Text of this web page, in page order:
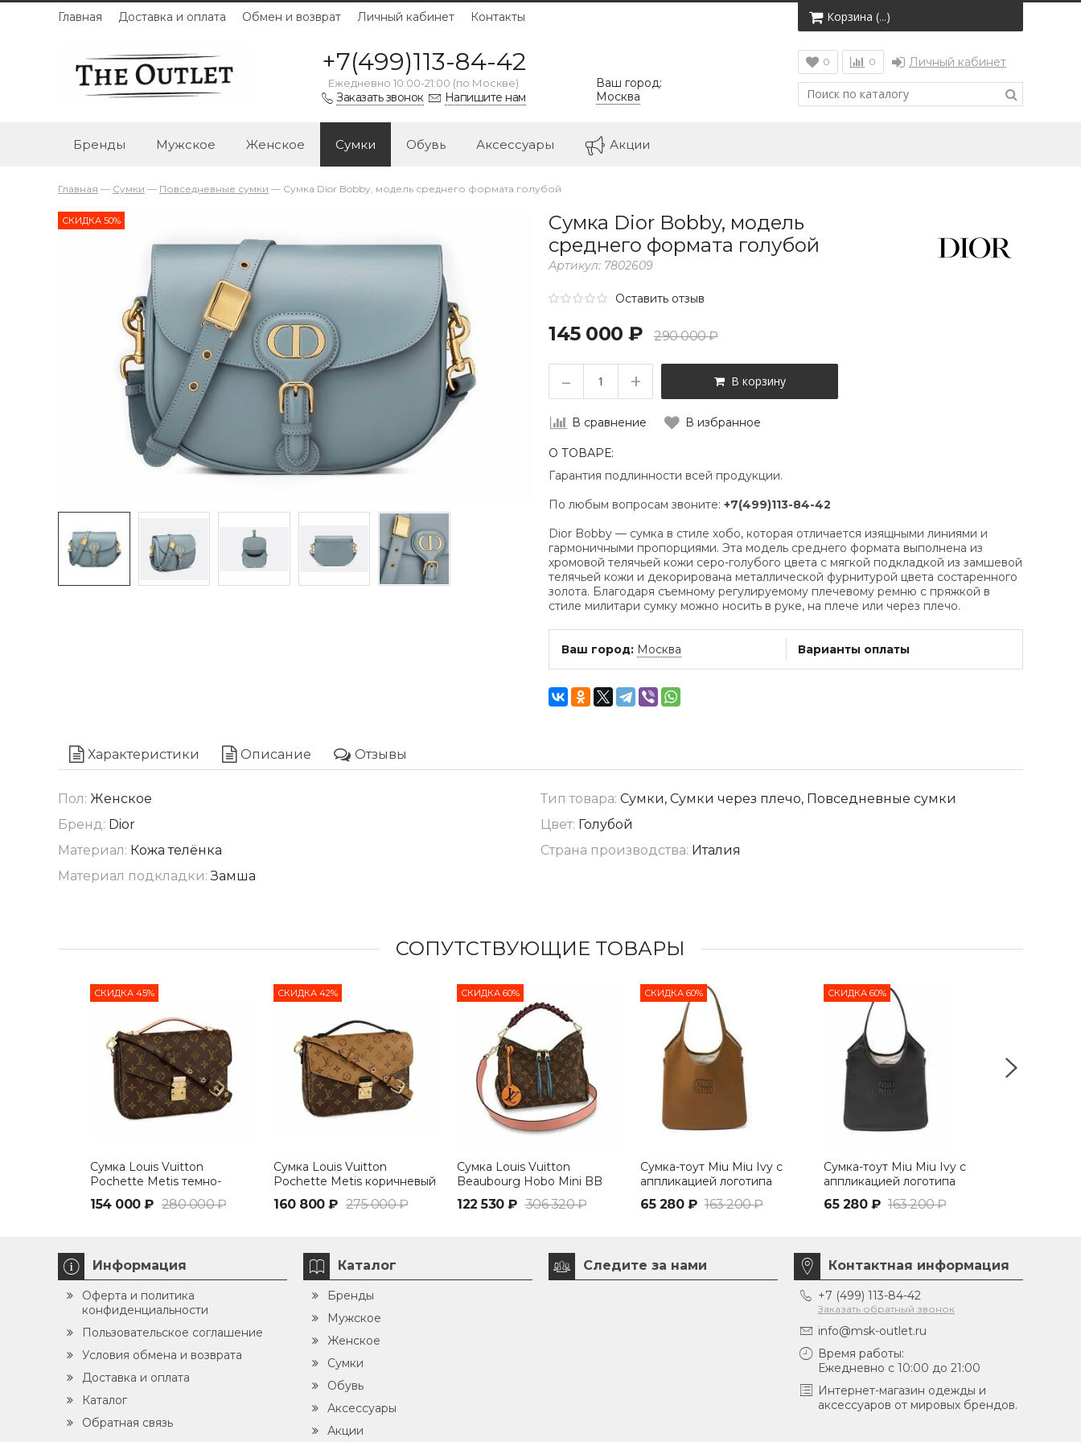
Главная Доставка и оплата Обмен и возврат Личный кабинет Контакты Корзина (…)
+7(499)113-84-42
Ежедневно 10:00-21:00 (по Москве)
Заказать звонок Напишите нам
Ваш город:
Москва
0 0 Личный кабинет
Бренды Мужское Женское Сумки Обувь Аксессуары Акции
Главная — Сумки — Повседневные сумки — Сумка Dior Bobby, модель среднего формата голубой
СКИДКА 50%
Сумка Dior Bobby, модель
среднего формата голубой
Артикул: 7802609
Оставить отзыв
145 000 ₽ 290 000 ₽
– + В корзину
В сравнение В избранное
О ТОВАРЕ:
Гарантия подлинности всей продукции.
По любым вопросам звоните: +7(499)113-84-42
Dior Bobby — сумка в стиле хобо, которая отличается изящными линиями и
гармоничными пропорциями. Эта модель среднего формата выполнена из
хромовой телячьей кожи серо-голубого цвета с мягкой подкладкой из замшевой
телячьей кожи и декорирована металлической фурнитурой цвета состаренного
золота. Благодаря съемному регулируемому плечевому ремню с пряжкой в
стиле милитари сумку можно носить в руке, на плече или через плечо.
Ваш город: Москва Варианты оплаты
Характеристики Описание Отзывы
Пол: Женское Тип товара: Сумки, Сумки через плечо, Повседневные сумки
Бренд: Dior Цвет: Голубой
Материал: Кожа телёнка Страна производства: Италия
Материал подкладки: Замша
СОПУТСТВУЮЩИЕ ТОВАРЫ
СКИДКА 45%
Сумка Louis Vuitton
Pochette Metis темно-
коричневый
154 000 ₽ 280 000 ₽
СКИДКА 42%
Сумка Louis Vuitton
Pochette Metis коричневый
160 800 ₽ 275 000 ₽
СКИДКА 60%
Сумка Louis Vuitton
Beaubourg Hobo Mini BB
коричневый
122 530 ₽ 306 320 ₽
СКИДКА 60%
Сумка-тоут Miu Miu Ivy с
аппликацией логотипа
коричневый
65 280 ₽ 163 200 ₽
СКИДКА 60%
Сумка-тоут Miu Miu Ivy с
аппликацией логотипа
черный
65 280 ₽ 163 200 ₽
Информация
Оферта и политика
конфиденциальности
Пользовательское соглашение
Условия обмена и возврата
Доставка и оплата
Каталог
Обратная связь
Каталог
Бренды
Мужское
Женское
Сумки
Обувь
Аксессуары
Акции
Следите за нами Контактная информация
+7 (499) 113-84-42
Заказать обратный звонок
info@msk-outlet.ru
Время работы:
Ежедневно с 10:00 до 21:00
Интернет-магазин одежды и
аксессуаров от мировых брендов.